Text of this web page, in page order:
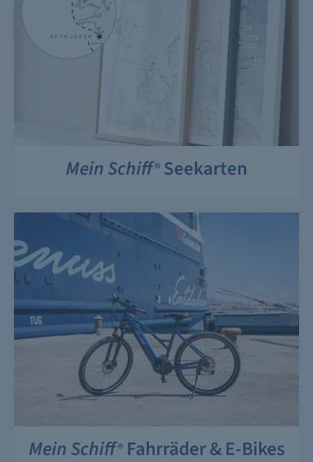
Mein Schiff® Seekarten
Mein Schiff®Fahrräder & E-Bikes